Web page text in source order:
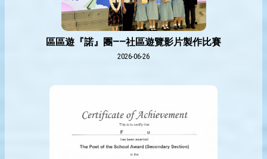
區區遊『諾』團——社區遊覽影片製作比賽
2026-06-26